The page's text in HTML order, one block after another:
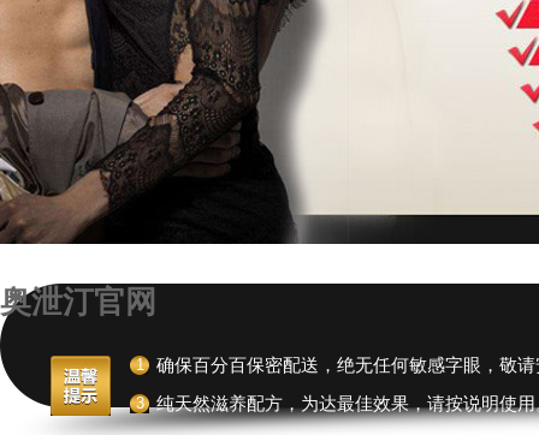
奥泄汀官网
1 确保百分百保密配送，绝无任何敏感字眼，敬
3 纯天然滋养配方，为达最佳效果，请按说明使用